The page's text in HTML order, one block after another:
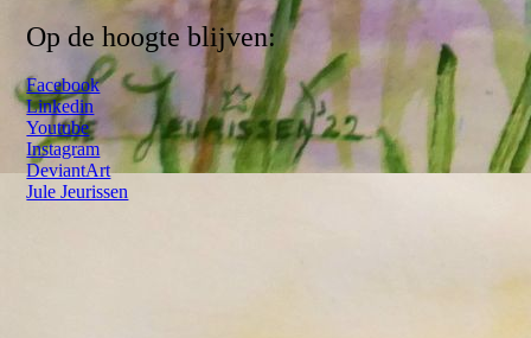
Op de hoogte blijven:
Facebook
Linkedin
Youtube
Instagram
DeviantArt
Jule Jeurissen